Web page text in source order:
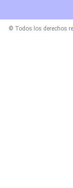
© Todos los derechos